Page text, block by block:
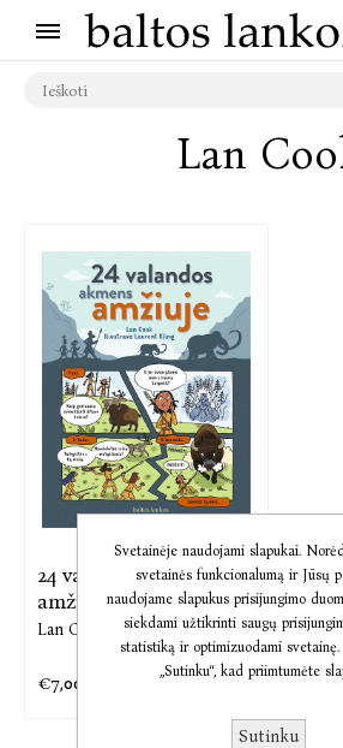
Lan
24 valandos akmens
amžiuje
Lan Cook
€7,00
Svetainėje naudojami slapukai.
svetainės funkcionalumą ir Jūsų
naudojame slapukus prisijungimo
siekdami užtikrinti saugų
statistiką ir optimizuodami svetainę.
„Sutinku“, kad priimtumėte
Sutinku